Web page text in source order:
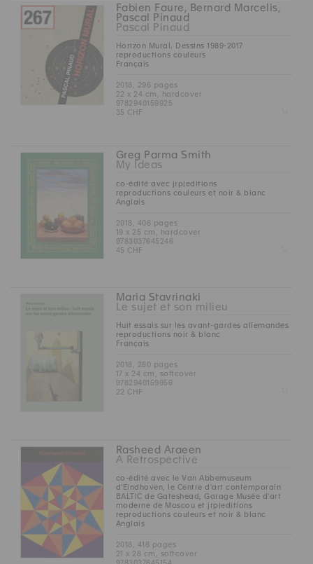
Fabien Faure, Bernard Marcelis,
Pascal Pinaud
Pascal Pinaud
Horizon Mural. Dessins 1989-2017
reproductions couleurs
Français
2018, 296 pages
22 x 24 cm, hardcover
9782940159925
35 CHF
Greg Parma Smith
My Ideas
co-édité avec jrp|editions
reproductions couleurs et noir & blanc
Anglais
2018, 406 pages
19 x 25 cm, hardcover
9783037645246
45 CHF
Maria Stavrinaki
Le sujet et son milieu
Huit essais sur les avant-gardes allemandes
reproductions noir & blanc
Français
2018, 280 pages
17 x 24 cm, softcover
9782940159956
22 CHF
Rasheed Araeen
A Retrospective
co-édité avec le Van Abbemuseum
d'Eindhoven, le Centre d'art contemporain
BALTIC de Gateshead, Garage Musée d'art
moderne de Moscou et jrp|editions
reproductions couleurs et noir & blanc
Anglais
2018, 416 pages
21 x 28 cm, softcover